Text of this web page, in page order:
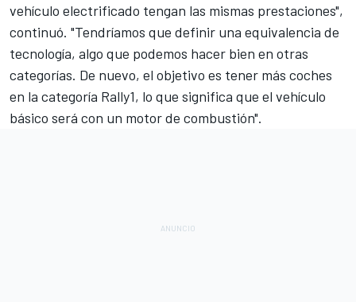
vehículo electrificado tengan las mismas prestaciones",
continuó. "Tendríamos que definir una equivalencia de
tecnología, algo que podemos hacer bien en otras
categorías. De nuevo, el objetivo es tener más coches
en la categoría Rally1, lo que significa que el vehículo
básico será con un motor de combustión".